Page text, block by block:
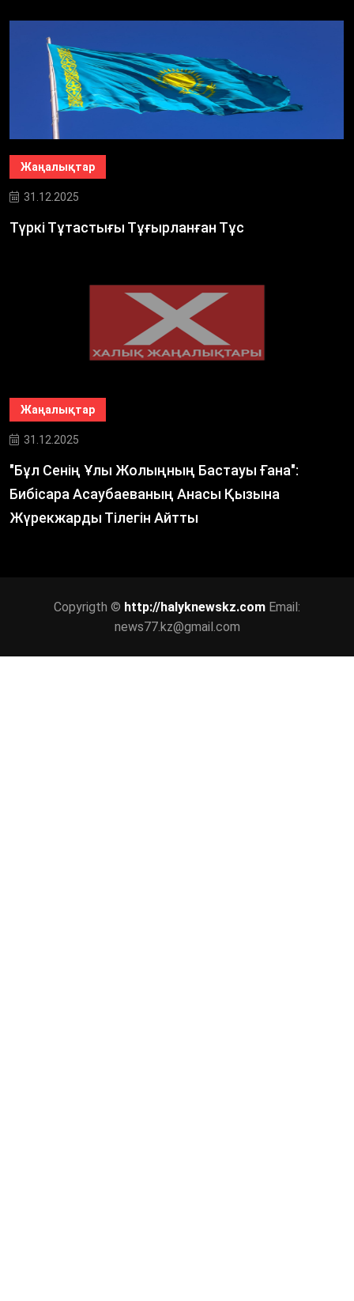
Жаңалықтар
31.12.2025
Түркі Тұтастығы Тұғырланған Тұс
Жаңалықтар
31.12.2025
"Бұл Сенің Ұлы Жолыңның Бастауы Ғана":
Бибісара Асаубаеваның Анасы Қызына
Жүрекжарды Тілегін Айтты
Copyrigth © http://halyknewskz.com Email:
news77.kz@gmail.com